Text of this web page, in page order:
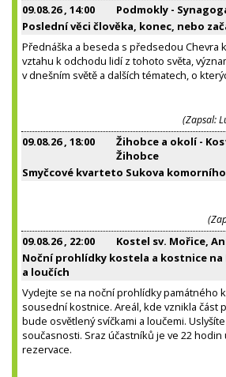
09.08.26, 14:00
Podmokly -
Poslední věci člověka, konec, nebo
Přednáška a beseda s předsedou Chevra
vztahu k odchodu lidí z tohoto světa,
v dnešním světě a dalších tématech, o
(Zapsal:
09.08.26, 18:00
Žihobce a okolí -
Žihobce
Smyčcové kvarteto Sukova
09.08.26, 22:00
Kostel sv. Mořice,
Noční prohlídky kostela a kostnice na
a loučích
Vydejte se na noční prohlídky památného
sousední kostnice. Areál, kde vznikla část
bude osvětlený svíčkami a loučemi.
současnosti. Sraz účastníků je ve 22 hodin
rezervace.